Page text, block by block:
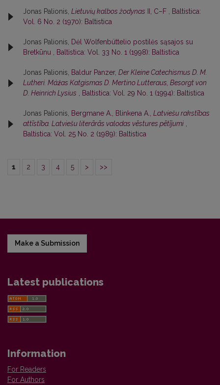
Jonas Palionis, Lietuvių kalbos žodynas II, C–F
Baltistica:
Vol. 6 No. 2 (1970): Baltistica
Jonas Palionis,
Dėl Wolfenbüttelio postilės sąsajos su
Bretkūnu
Baltistica: Vol. 33 No. 1 (1998): Baltistica
Jonas Palionis, Baldur Panzer, Der Kleine Catechismus D. M.
Lutheri. Máźas Katgismas D. Mertino Lutteraus, Besorgt von
D. Heinrich Lysius
Baltistica: Vol. 29 No. 1 (1994): Baltistica
Jonas Palionis, Bergmane A., Blinkena A., Latviešu rakstības
attīstība. Latviešu literārās valodas vēstures pētījumi
Baltistica: Vol. 25 No. 2 (1989): Baltistica
1 2 3 4 5 > >>
Make a Submission
Latest publications
Information
For Readers
For Authors